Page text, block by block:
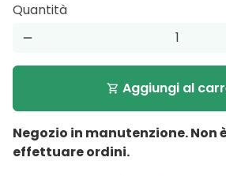
Quantità
remove
shopping_cart Aggiungi al
Negozio in manutenzione. Non
effettuare ordini.